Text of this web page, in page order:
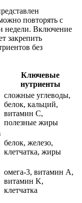
повторять с
недели. Включение
закрепить
без
Ключевые
нутриенты
сложные углеводы,
белок, кальций,
витамин C,
полезные жиры
белок, железо,
клетчатка, жиры
омега-3, витамин A,
витамин K,
клетчатка